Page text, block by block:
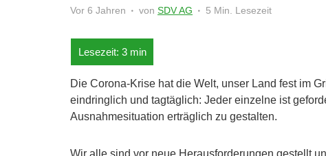
Vor 6 Jahren von SDV AG 5 Min. Lesezeit
Die Corona-Krise hat die Welt, unser Land fest im
eindringlich und tagtäglich: Jeder einzelne ist
Ausnahmesituation erträglich zu gestalten.